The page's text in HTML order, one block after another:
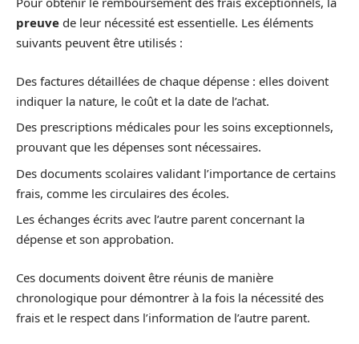
preuve de leur nécessité est essentielle. Les éléments
suivants peuvent être utilisés :
Des factures détaillées de chaque dépense : elles doivent
indiquer la nature, le coût et la date de l’achat.
Des prescriptions médicales pour les soins exceptionnels,
prouvant que les dépenses sont nécessaires.
Des documents scolaires validant l’importance de certains
frais, comme les circulaires des écoles.
Les échanges écrits avec l’autre parent concernant la
dépense et son approbation.
Ces documents doivent être réunis de manière
chronologique pour démontrer à la fois la nécessité des
frais et le respect dans l’information de l’autre parent.